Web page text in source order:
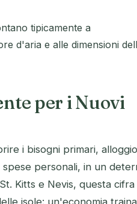
tipicamente a
d'aria e alle dimensioni
per i Nuovi
i bisogni primari,
personali, in un
Kitts e Nevis, questa cifra
isole: un'economia